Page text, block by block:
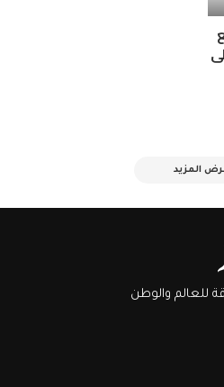
المزيد
للعالم والوطن